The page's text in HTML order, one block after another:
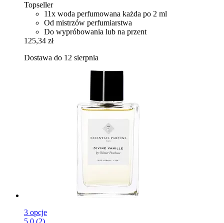
Topseller
11x woda perfumowana każda po 2 ml
Od mistrzów perfumiarstwa
Do wypróbowania lub na przent
125,34 zł
Dostawa do 12 sierpnia
3 opcje